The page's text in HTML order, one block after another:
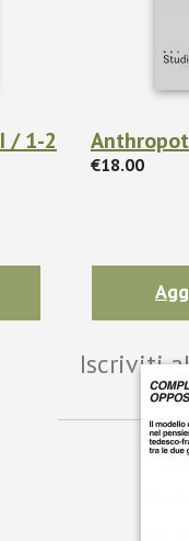
/ 1-2
€18.00
Iscriviti